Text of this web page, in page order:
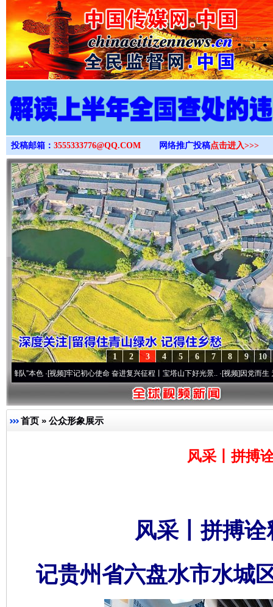
>
投稿邮箱： 3555333776@QQ.COM 网络推广投稿点击进入>>>
10
9
8
7
6
5
4
3
2
1
·[视频]牢记初心使命 奋进复兴征程丨宝塔山下好光景..·[视频]因党而生 为党而战
首页 » 公众形象展示
风采丨拼搏
风采丨拼搏
记贵州省六盘水市水城